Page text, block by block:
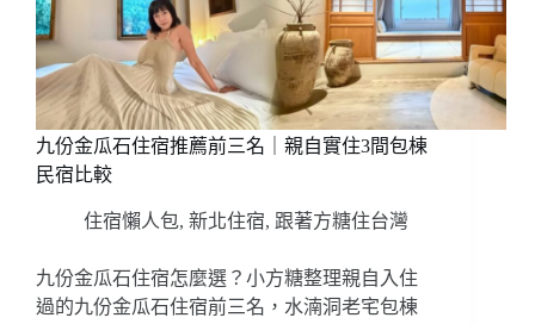
九份金瓜石住宿推薦前三名｜親自實住3間包棟
民宿比較
住宿懶人包, 新北住宿, 跟著方糖住台灣
九份金瓜石住宿怎麼選？小方糖整理親自入住
過的九份金瓜石住宿前三名，水湳洞老宅包棟